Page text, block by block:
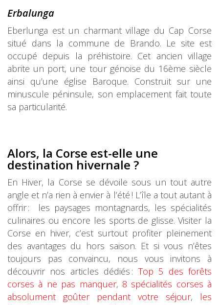
Erbalunga
Eberlunga est un charmant village du Cap Corse
situé dans la commune de Brando. Le site est
occupé depuis la préhistoire. Cet ancien village
abrite un port, une tour génoise du 16ème siècle
ainsi qu’une église Baroque. Construit sur une
minuscule péninsule, son emplacement fait toute
sa particularité.
Alors, la Corse est-elle une
destination hivernale ?
En Hiver, la Corse se dévoile sous un tout autre
angle et n’a rien à envier à l’été ! L’île a tout autant à
offrir : les paysages montagnards, les spécialités
culinaires ou encore les sports de glisse. Visiter la
Corse en hiver, c’est surtout profiter pleinement
des avantages du hors saison. Et si vous n’êtes
toujours pas convaincu, nous vous invitons à
découvrir nos articles dédiés : Top 5 des forêts
corses à ne pas manquer, 8 spécialités corses à
absolument goûter pendant votre séjour, les